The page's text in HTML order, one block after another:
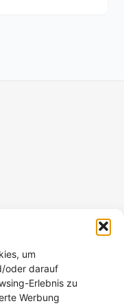
um
oder darauf
Erlebnis zu
Werbung